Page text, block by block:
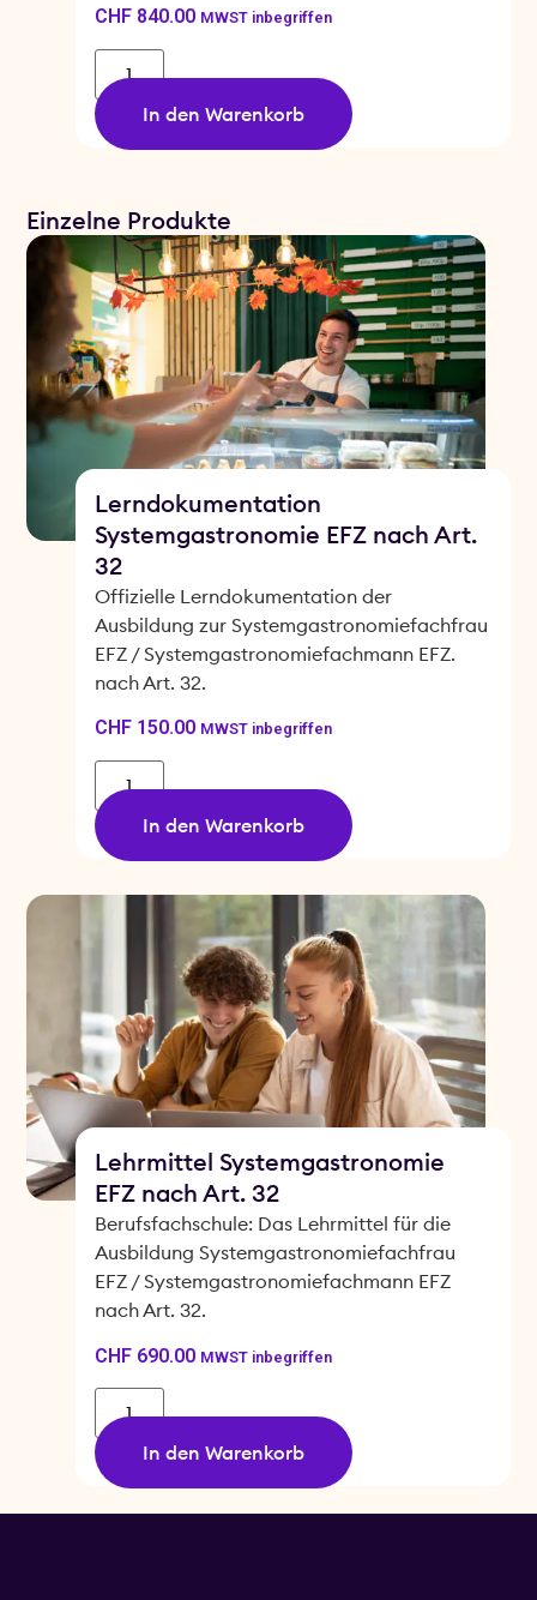
CHF840.00 MWST inbegriffen
In den Warenkorb
Einzelne Produkte
Lerndokumentation
Systemgastronomie EFZ nach Art.
32
Offizielle Lerndokumentation der
Ausbildung zur Systemgastronomiefachfrau
EFZ / Systemgastronomiefachmann EFZ.
nach Art. 32.
CHF150.00 MWST inbegriffen
In den Warenkorb
Lehrmittel Systemgastronomie
EFZ nach Art. 32
Berufsfachschule: Das Lehrmittel für die
Ausbildung Systemgastronomiefachfrau
EFZ / Systemgastronomiefachmann EFZ
nach Art. 32.
CHF690.00 MWST inbegriffen
In den Warenkorb